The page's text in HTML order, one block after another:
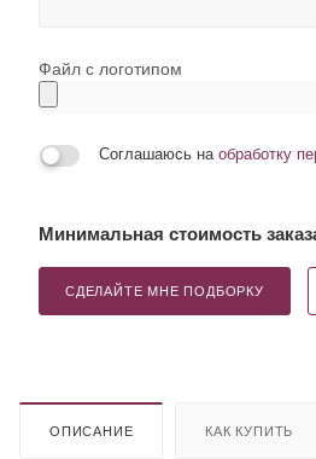
Файл с логотипом
Соглашаюсь на обработку
Минимальная стоимость
СДЕЛАЙТЕ МНЕ ПОДБОРКУ
ОПИСАНИЕ КАК КУПИТЬ